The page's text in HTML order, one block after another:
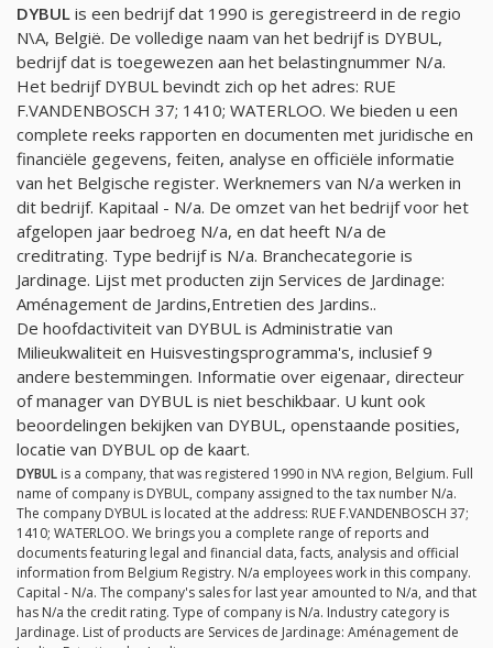
DYBUL is een bedrijf dat 1990 is geregistreerd in de regio
N\A, België. De volledige naam van het bedrijf is DYBUL,
bedrijf dat is toegewezen aan het belastingnummer N/a.
Het bedrijf DYBUL bevindt zich op het adres: RUE
F.VANDENBOSCH 37; 1410; WATERLOO. We bieden u een
complete reeks rapporten en documenten met juridische en
financiële gegevens, feiten, analyse en officiële informatie
van het Belgische register. Werknemers van N/a werken in
dit bedrijf. Kapitaal - N/a. De omzet van het bedrijf voor het
afgelopen jaar bedroeg N/a, en dat heeft N/a de
creditrating. Type bedrijf is N/a. Branchecategorie is
Jardinage. Lijst met producten zijn Services de Jardinage:
Aménagement de Jardins,Entretien des Jardins..
De hoofdactiviteit van DYBUL is Administratie van
Milieukwaliteit en Huisvestingsprogramma's, inclusief 9
andere bestemmingen. Informatie over eigenaar, directeur
of manager van DYBUL is niet beschikbaar. U kunt ook
beoordelingen bekijken van DYBUL, openstaande posities,
locatie van DYBUL op de kaart.
DYBUL is a company, that was registered 1990 in N\A region, Belgium. Full
name of company is DYBUL, company assigned to the tax number N/a.
The company DYBUL is located at the address: RUE F.VANDENBOSCH 37;
1410; WATERLOO. We brings you a complete range of reports and
documents featuring legal and financial data, facts, analysis and official
information from Belgium Registry. N/a employees work in this company.
Capital - N/a. The company's sales for last year amounted to N/a, and that
has N/a the credit rating. Type of company is N/a. Industry category is
Jardinage. List of products are Services de Jardinage: Aménagement de